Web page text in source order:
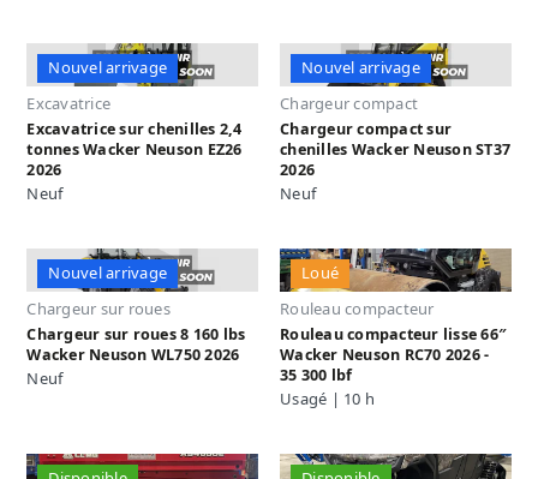
Nouvel arrivage
Excavatrice
Excavatrice sur chenilles 2,4
tonnes Wacker Neuson EZ26
2026
Neuf
Nouvel arrivage
Chargeur compact
Chargeur compact sur
chenilles Wacker Neuson ST37
2026
Neuf
Nouvel arrivage
Chargeur sur roues
Chargeur sur roues 8 160 lbs
Wacker Neuson WL750 2026
Neuf
Loué
Rouleau compacteur
Rouleau compacteur lisse 66″
Wacker Neuson RC70 2026 -
35 300 lbf
Usagé | 10 h